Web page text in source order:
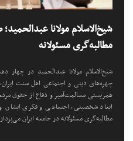
شیخ‌الاسلام مولانا
مطالبه‌گری مسئولانه
شیخ‌الاسلام مولانا عبدالحمید در چهار
چهره‌های دینی و اجتماعی اهل سنت
همزیستی مسالمت‌آمیز و دفاع از حقوق
ابعاد شخصیتی، اجتماعی و فکری
مطالبه‌گری مسئولانه در جامعه ایران